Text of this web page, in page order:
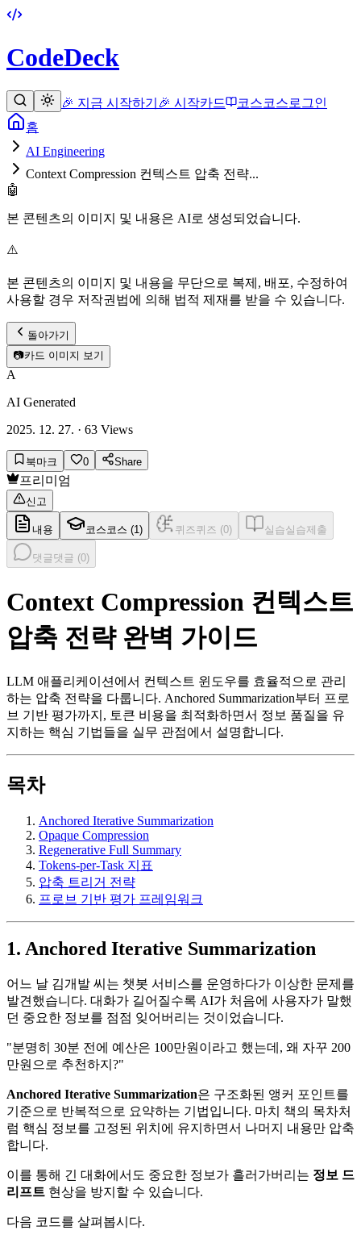
CodeDeck
🎉 지금 시작하기 🎉 시작카드 코스코스로그인
홈
AI Engineering
Context Compression 컨텍스트 압축 전략...
🤖
본 콘텐츠의 이미지 및 내용은 AI로 생성되었습니다.
⚠️
본 콘텐츠의 이미지 및 내용을 무단으로 복제, 배포, 수정하여
사용할 경우 저작권법에 의해 법적 제재를 받을 수 있습니다.
돌아가기
📷카드 이미지 보기
A
AI Generated
2025. 12. 27. · 63 Views
북마크 0 Share
프리미엄
신고
내용 코스 코스 (1 ) 퀴즈퀴즈 (0) 실습실습제출
댓글댓글 (0)
Context Compression 컨텍스트
압축 전략 완벽 가이드
LLM 애플리케이션에서 컨텍스트 윈도우를 효율적으로 관리
하는 압축 전략을 다룹니다. Anchored Summarization부터 프로
브 기반 평가까지, 토큰 비용을 최적화하면서 정보 품질을 유
지하는 핵심 기법들을 실무 관점에서 설명합니다.
목차
Anchored Iterative Summarization
Opaque Compression
Regenerative Full Summary
Tokens-per-Task 지표
압축 트리거 전략
프로브 기반 평가 프레임워크
1. Anchored Iterative Summarization
어느 날 김개발 씨는 챗봇 서비스를 운영하다가 이상한 문제를
발견했습니다. 대화가 길어질수록 AI가 처음에 사용자가 말했
던 중요한 정보를 점점 잊어버리는 것이었습니다.
"분명히 30분 전에 예산은 100만원이라고 했는데, 왜 자꾸 200
만원으로 추천하지?"
Anchored Iterative Summarization은 구조화된 앵커 포인트를
기준으로 반복적으로 요약하는 기법입니다. 마치 책의 목차처
럼 핵심 정보를 고정된 위치에 유지하면서 나머지 내용만 압축
합니다.
이를 통해 긴 대화에서도 중요한 정보가 흘러가버리는 정보 드
리프트 현상을 방지할 수 있습니다.
다음 코드를 살펴봅시다.